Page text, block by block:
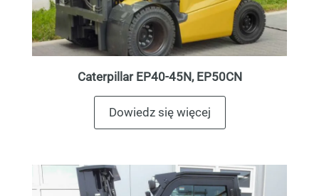
Caterpillar EP40-45N, EP50CN
Dowiedz się więcej